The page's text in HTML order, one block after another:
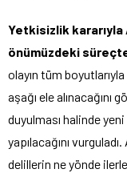
Yetkisizlik kararıyla
önümüzdeki
olayın tüm
aşağı ele
duyulması halinde
yapılacağını
delillerin ne yönde